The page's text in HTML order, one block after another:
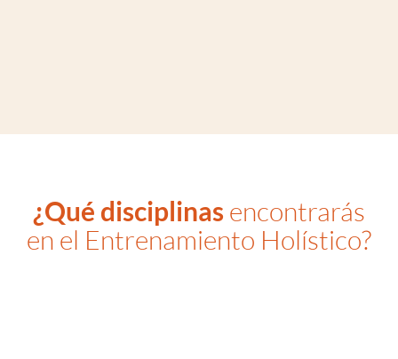
¿Qué disciplinas encontrarás
en el Entrenamiento Holístico?